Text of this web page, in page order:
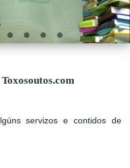
servizos e contidos de